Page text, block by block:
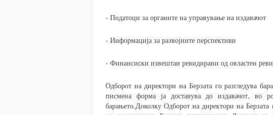
- Податоци за органите на управување на издавачот
- Информација за развојните перспективи
- Финансиски извештаи ревидирани од овластен
Одборот на директори на Берзата го разгледува
писмена форма ја доставува до издавачот,
барањето.Доколку Одборот на директори на Берзата